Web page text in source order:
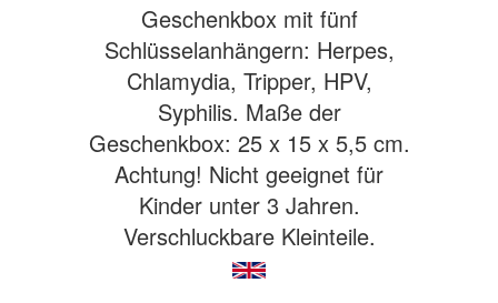
Geschenkbox mit fünf
Schlüsselanhängern: Herpes,
Chlamydia, Tripper, HPV,
Syphilis. Maße der
Geschenkbox: 25 x 15 x 5,5 cm.
Achtung! Nicht geeignet für
Kinder unter 3 Jahren.
Verschluckbare Kleinteile.